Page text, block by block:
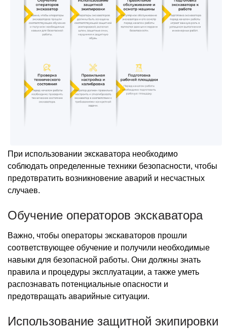
При использовании экскаватора необходимо
соблюдать определенные техники безопасности, чтобы
предотвратить возникновение аварий и несчастных
случаев.
Обучение операторов экскаватора
Важно, чтобы операторы экскаваторов прошли
соответствующее обучение и получили необходимые
навыки для безопасной работы. Они должны знать
правила и процедуры эксплуатации, а также уметь
распознавать потенциальные опасности и
предотвращать аварийные ситуации.
Использование защитной экипировки